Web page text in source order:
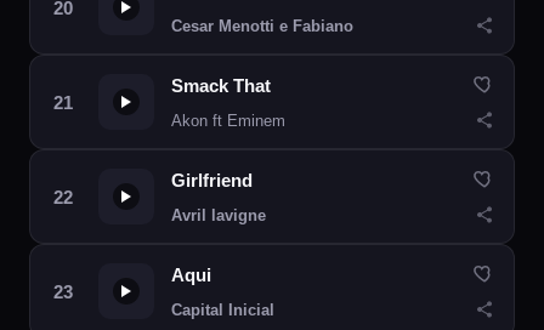
Cesar Menotti e Fabiano
Smack That
Akon ft Eminem
Girlfriend
Avril lavigne
Aqui
Capital Inicial